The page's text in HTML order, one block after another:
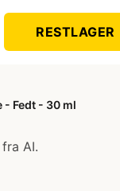
RESTLAGER
- Fedt - 30 ml
AI.